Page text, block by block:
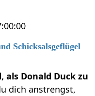
Schicksalsgeflügel
als Donald Duck zu
dich anstrengst,